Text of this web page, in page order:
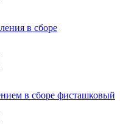
в сборе
в сборе фисташковый